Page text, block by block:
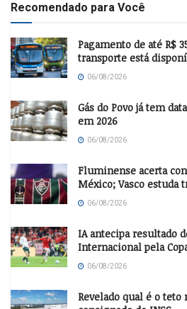
Recomendado para Você
Pagamento de até R$
transporte está
06/08/2026
Gás do Povo já tem
em 2026
06/08/2026
Fluminense acerta
México; Vasco estuda
06/08/2026
IA antecipa resultado
Internacional pela
06/08/2026
Revelado qual é o